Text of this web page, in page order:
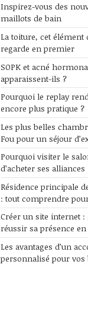
Inspirez-vous des
maillots de bain
La toiture, cet
regarde en premier
SOPK et acné
apparaissent-ils ?
Pourquoi le replay
encore plus pratique ?
Les plus belles
Fou pour un séjour
Pourquoi visiter le
d’acheter ses alliances
Résidence principale
: tout comprendre
Créer un site internet
réussir sa présence
Les avantages d’un
personnalisé pour